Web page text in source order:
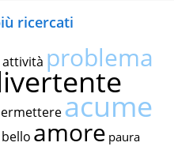
ricercati
attività problema
acume
bello amore paura